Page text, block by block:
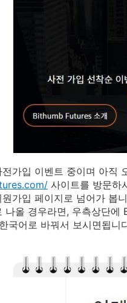
가입 이벤트 중이며 아직
사이트를 방문하
가입 페이지로 넘어가 봅
나올 경우라면, 우측상단에
국어로 바꿔서 보시면됩니